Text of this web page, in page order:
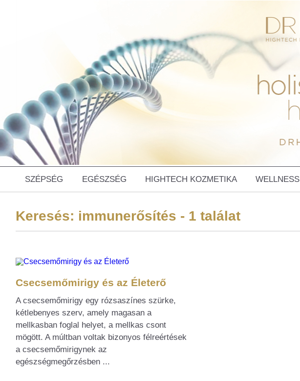
SZÉPSÉG EGÉSZSÉG HIGHTECH KOZMETIKA WELLNESS
Keresés: immunerősítés - 1 találat
Csecsemőmirigy és az Életerő
A csecsemőmirigy egy rózsaszínes szürke,
kétlebenyes szerv, amely magasan a
mellkasban foglal helyet, a mellkas csont
mögött. A múltban voltak bizonyos félreértések
a csecsemőmirigynek az
egészségmegőrzésben ...